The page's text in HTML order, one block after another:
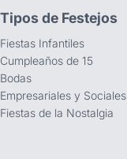
Tipos de Festejos
Fiestas Infantiles
Cumpleaños de 15
Bodas
Empresariales y Sociales
Fiestas de la Nostalgia